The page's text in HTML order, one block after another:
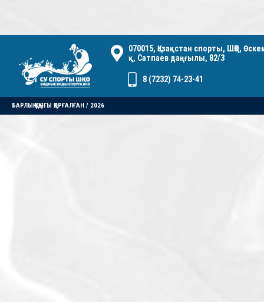
070015, Қазақстан спорты, ШҚО,
қ, Сатпаев даңғылы, 82/3
8 (7232) 74-23-41
БАРЛЫҚ ҚҰҚЫҒЫ ҚОРҒАЛҒАН / 2026